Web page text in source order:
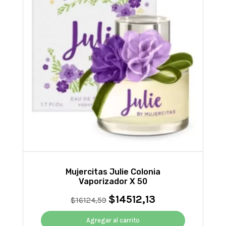
Mujercitas Julie Colonia
Vaporizador X 50
$16124,59 El
precio
original
$14512,13El
precio
Agregar al carrito